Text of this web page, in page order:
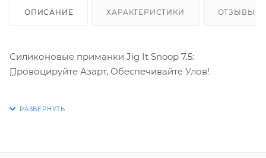
ОПИСАНИЕ ХАРАКТЕРИСТИКИ ОТЗЫВЫ
Силиконовые приманки Jig It Snoop 7.5:
Провоцируйте Азарт, Обеспечивайте Улов!